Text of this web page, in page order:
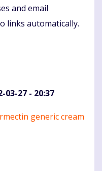
and email
links automatically.
03-27 - 20:37
generic cream